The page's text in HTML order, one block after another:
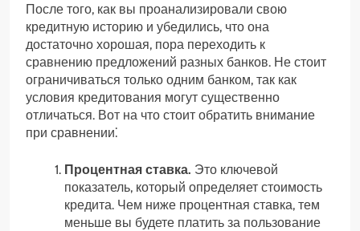
После того, как вы проанализировали свою
кредитную историю и убедились, что она
достаточно хорошая, пора переходить к
сравнению предложений разных банков. Не стоит
ограничиваться только одним банком, так как
условия кредитования могут существенно
отличаться. Вот на что стоит обратить внимание
при сравнении⁚
Процентная ставка. Это ключевой
показатель, который определяет стоимость
кредита. Чем ниже процентная ставка, тем
меньше вы будете платить за пользование